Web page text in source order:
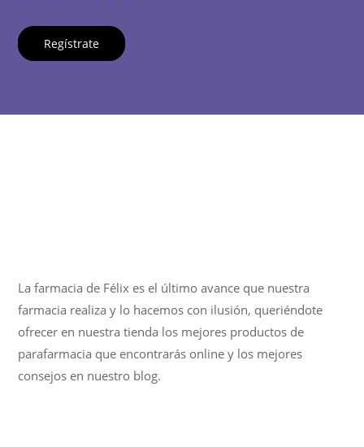
Regístrate
La farmacia de Félix es el último avance que nuestra
farmacia realiza y lo hacemos con ilusión, queriéndote
ofrecer en nuestra tienda los mejores productos de
parafarmacia que encontrarás online y los mejores
consejos en nuestro blog.